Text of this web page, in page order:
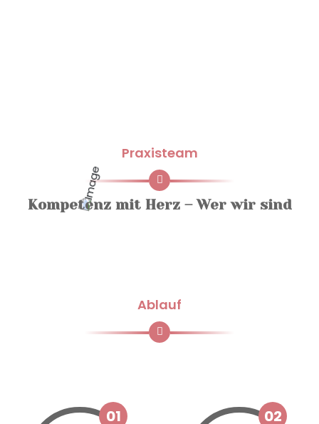
Praxisteam
Kompetenz mit Herz – Wer wir sind
Ablauf
01 02